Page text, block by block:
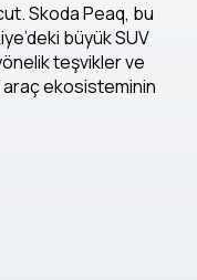
Skoda Peaq, bu
büyük SUV
teşvikler ve
araç ekosisteminin